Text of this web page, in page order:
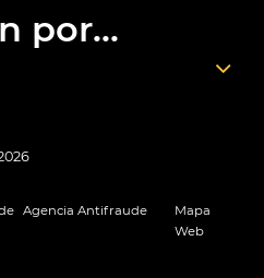
por...
Agencia Antifraude
Mapa
Web